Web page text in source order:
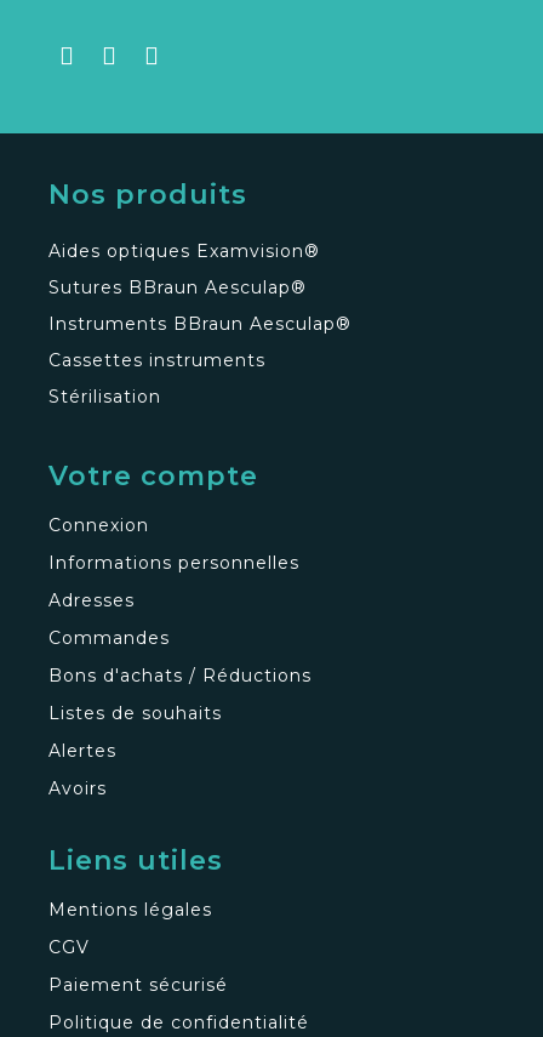
Nos produits
Aides optiques Examvision®
Sutures BBraun Aesculap®
Instruments BBraun Aesculap®
Cassettes instruments
Stérilisation
Votre compte
Connexion
Informations personnelles
Adresses
Commandes
Bons d'achats / Réductions
Listes de souhaits
Alertes
Avoirs
Liens utiles
Mentions légales
CGV
Paiement sécurisé
Politique de confidentialité